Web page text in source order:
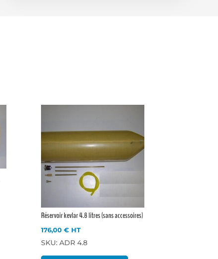
Réservoir kevlar 4.8 litres (sans accessoires)
176,00€ HT
SKU: ADR 4.8